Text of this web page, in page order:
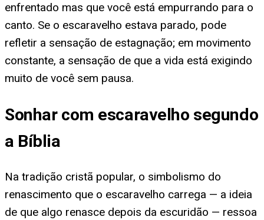
enfrentado mas que você está empurrando para o
canto. Se o escaravelho estava parado, pode
refletir a sensação de estagnação; em movimento
constante, a sensação de que a vida está exigindo
muito de você sem pausa.
Sonhar com escaravelho segundo
a Bíblia
Na tradição cristã popular, o simbolismo do
renascimento que o escaravelho carrega — a ideia
de que algo renasce depois da escuridão — ressoa